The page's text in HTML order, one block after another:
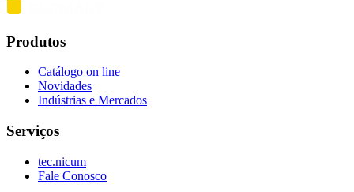
Produtos
Catálogo on line
Novidades
Indústrias e Mercados
Serviços
tec.nicum
Fale Conosco